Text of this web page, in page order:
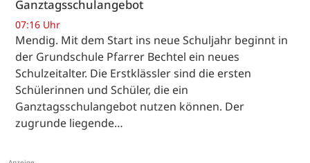
Ganztagsschulangebot
07:16 Uhr
Mendig. Mit dem Start ins neue Schuljahr beginnt in
der Grundschule Pfarrer Bechtel ein neues
Schulzeitalter. Die Erstklässler sind die ersten
Schülerinnen und Schüler, die ein
Ganztagsschulangebot nutzen können. Der
zugrunde liegende…